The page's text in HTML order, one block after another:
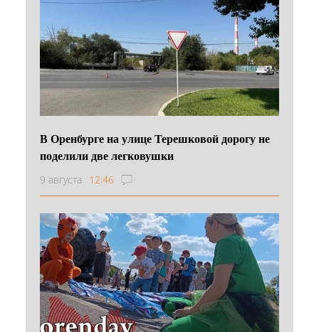
В Оренбурге на улице Терешковой дорогу не
поделили две легковушки
9 августа 12:46